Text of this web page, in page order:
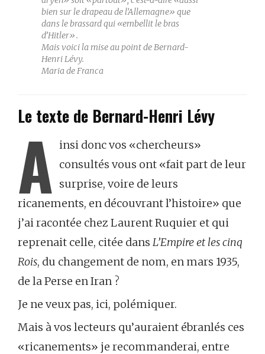
bien sur le drapeau de l’Allemagne» que
dans le brassard qui «embellit le bras
d’Hitler».
Mais voici la mise au point de Bernard-
Henri Lévy.
Maria de Franca
Le texte de Bernard-Henri Lévy
A insi donc vos «chercheurs»
consultés vous ont «fait part de leur
surprise, voire de leurs
ricanements, en découvrant l’histoire» que
j’ai racontée chez Laurent Ruquier et qui
reprenait celle, citée dans L’Empire et les cinq
Rois, du changement de nom, en mars 1935,
de la Perse en Iran ?
Je ne veux pas, ici, polémiquer.
Mais à vos lecteurs qu’auraient ébranlés ces
«ricanements» je recommanderai, entre